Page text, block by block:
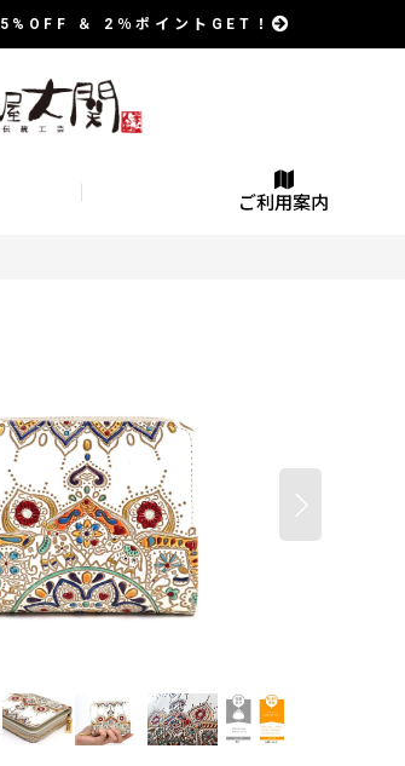
5%OFF ＆ 2％ポイントGET！
ご利用案内